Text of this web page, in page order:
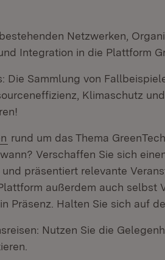
Netzwerken,
Integration in die Plattform
Die Sammlung von
Klimaschutz
rund um das Thema
Verschaffen Sie sich
präsentiert relevante
außerdem auch selbst
Präsenz. Halten Sie sich auf
Nutzen Sie die